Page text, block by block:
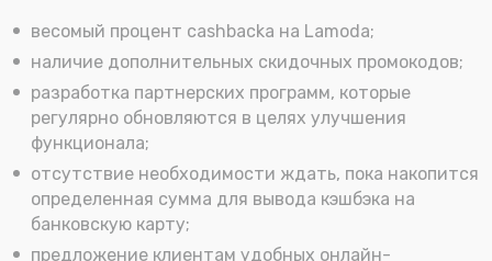
весомый процент cashbackа на Lamoda;
наличие дополнительных скидочных промокодов;
разработка партнерских программ, которые
регулярно обновляются в целях улучшения
функционала;
отсутствие необходимости ждать, пока накопится
определенная сумма для вывода кэшбэка на
банковскую карту;
предложение клиентам удобных онлайн-